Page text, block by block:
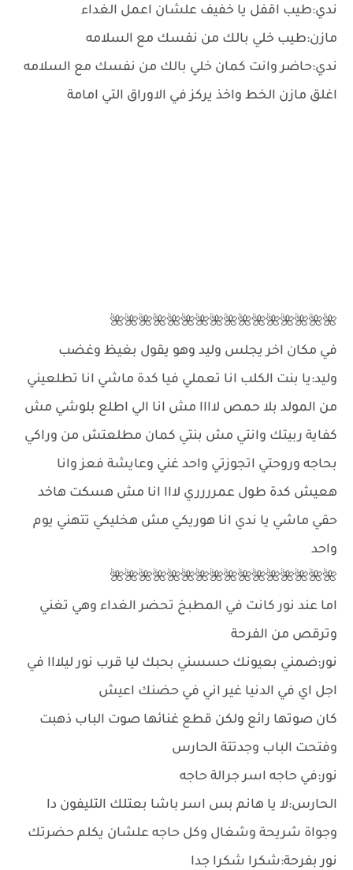
ندي:طيب اقفل يا خفيف علشان اعمل الغداء
مازن:طيب خلي بالك من نفسك مع السلامه
ندي:حاضر وانت كمان خلي بالك من نفسك مع السلامه
اغلق مازن الخط واخذ يركز في الاوراق التي امامة
🌺🌺🌺🌺🌺🌺🌺🌺🌺🌺🌺🌺🌺🌺🌺🌺
في مكان اخر يجلس وليد وهو يقول بغيظ وغضب
وليد:يا بنت الكلب انا تعملي فيا كدة ماشي انا تطلعيني
من المولد بلا حمص لاااا مش انا الي اطلع بلوشي مش
كفاية ربيتك وانتي مش بنتي كمان مطلعتش من وراكي
بحاجه وروحتي اتجوزتي واحد غني وعايشة فعز وانا
هعيش كدة طول عمرررري لااا انا مش هسكت هاخد
حقي ماشي يا ندي انا هوريكي مش هخليكي تتهني يوم
واحد
🌺🌺🌺🌺🌺🌺🌺🌺🌺🌺🌺🌺🌺🌺🌺🌺
اما عند نور كانت في المطبخ تحضر الغداء وهي تغني
وترقص من الفرحة
نور:ضمني بعيونك حسسني بحبك ليا قرب نور ليلااا في
اجل اي في الدنيا غير اني في حضنك اعيش
كان صوتها رائع ولكن قطع غنائها صوت الباب ذهبت
وفتحت الباب وجدتتة الحارس
نور:في حاجه اسر جرالة حاجه
الحارس:لا يا هانم بس اسر باشا بعتلك التليفون دا
وجواة شريحة وشغال وكل حاجه علشان يكلم حضرتك
نور بفرحة:شكرا شكرا جدا